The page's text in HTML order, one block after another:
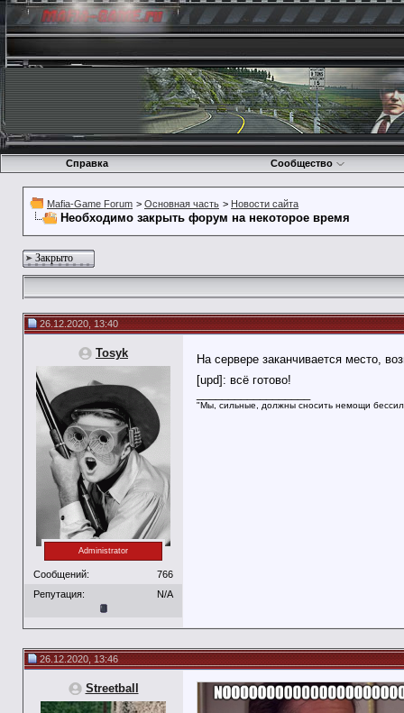
Справка Сообщество
Mafia-Game Forum > Основная часть > Новости сайта
Необходимо закрыть форум на некоторое время
Закрыто
26.12.2020, 13:40
Tosyk
Administrator
Сообщений:
766
Репутация:
N/A
На сервере заканчивается место,
[upd]: всё готово!
"Мы, сильные, должны сносить немощи
26.12.2020, 13:46
Streetball